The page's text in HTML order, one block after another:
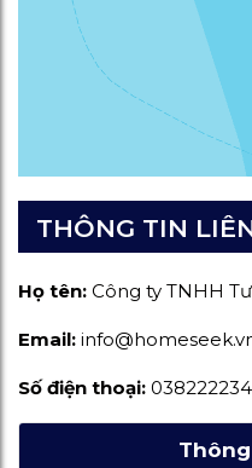
THÔNG TIN
Họ tên: Công ty TNHH
Email:
Số điện thoại: